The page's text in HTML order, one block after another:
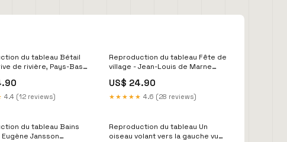
du tableau Bétail
de rivière, Pays-Bas -
4.4 (12 reviews)
Reproduction du tableau Fête de
village - Jean-Louis de Marne
US$ 24.90
★★★★★ 4.6 (28 reviews)
du tableau Bains
Jansson
Reproduction du tableau Un
oiseau volant vers la gauche vu